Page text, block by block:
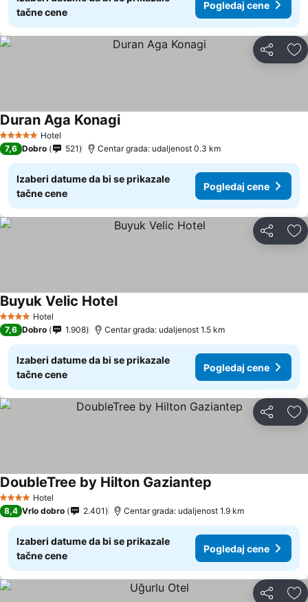
tačne cene
Pogledaj cene
Deli
5 ZvezdiceHotel
Duran Aga Konagi
7,6 Dobro 521 Centar grada: udaljenost 0.3 km
Izaberi datume da bi se prikazale
tačne cene
Pogledaj cene
Deli
4 ZvezdiceHotel
Buyuk Velic Hotel
7,6 Dobro 1.908 Centar grada: udaljenost 1.5 km
Izaberi datume da bi se prikazale
tačne cene
Pogledaj cene
Deli
4 ZvezdiceHotel
DoubleTree by Hilton Gaziantep
8,4 Vrlo dobro 2.401 Centar grada: udaljenost 1.9 km
Izaberi datume da bi se prikazale
tačne cene
Pogledaj cene
Deli